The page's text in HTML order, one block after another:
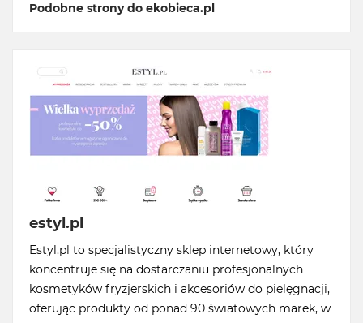
Podobne strony do ekobieca.pl
estyl.pl
Estyl.pl to specjalistyczny sklep internetowy, który
koncentruje się na dostarczaniu profesjonalnych
kosmetyków fryzjerskich i akcesoriów do pielęgnacji,
oferując produkty od ponad 90 światowych marek, w